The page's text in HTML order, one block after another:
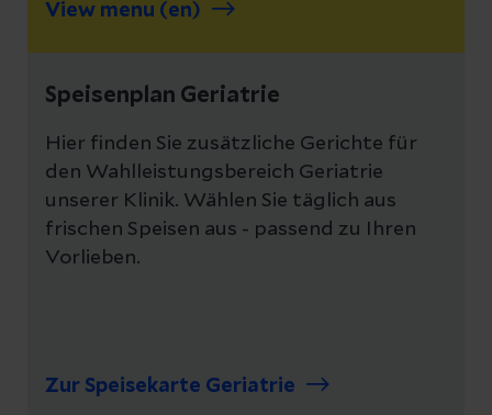
View menu (en)
Speisenplan Geriatrie
Hier finden Sie zusätzliche Gerichte für
den Wahlleistungsbereich Geriatrie
unserer Klinik. Wählen Sie täglich aus
frischen Speisen aus - passend zu Ihren
Vorlieben.
Zur Speisekarte Geriatrie